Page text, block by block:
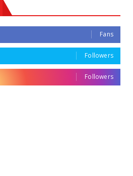
Fans
Followers
Followers